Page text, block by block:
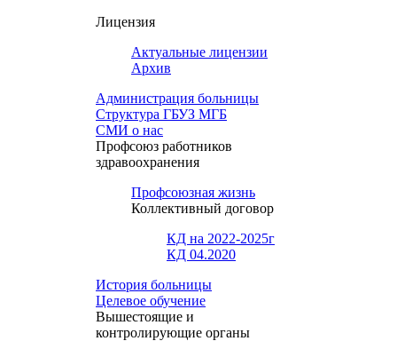
Лицензия
Актуальные лицензии
Архив
Администрация больницы
Структура ГБУЗ МГБ
СМИ о нас
Профсоюз работников
здравоохранения
Профсоюзная жизнь
Коллективный договор
КД на 2022-2025г
КД 04.2020
История больницы
Целевое обучение
Вышестоящие и
контролирующие органы